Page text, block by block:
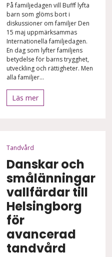
På familjedagen vill Bufff lyfta
barn som glöms bort i
diskussioner om familjer Den
15 maj uppmärksammas
Internationella familjedagen.
En dag som lyfter familjens
betydelse för barns trygghet,
utveckling och rättigheter. Men
alla familjer...
Läs mer
Tandvård
Danskar och
smålänningar
vallfärdar till
Helsingborg
för
avancerad
tandvård